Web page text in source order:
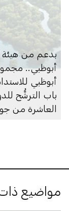
بدعم من هيئة
أبوظبي..
أبوظبي
باب الترشُّح
العاشرة من
مواضيع